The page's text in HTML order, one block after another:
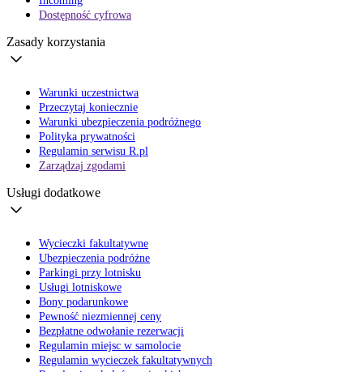
Dostępność cyfrowa
Zasady korzystania
Warunki uczestnictwa
Przeczytaj koniecznie
Warunki ubezpieczenia podróżnego
Polityka prywatności
Regulamin serwisu R.pl
Zarządzaj zgodami
Usługi dodatkowe
Wycieczki fakultatywne
Ubezpieczenia podróżne
Parkingi przy lotnisku
Usługi lotniskowe
Bony podarunkowe
Pewność niezmiennej ceny
Bezpłatne odwołanie rezerwacji
Regulamin miejsc w samolocie
Regulamin wycieczek fakultatywnych